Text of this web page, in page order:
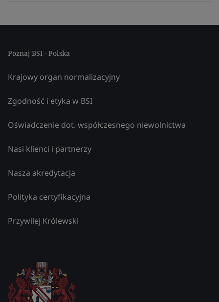
Poznaj BSI - Polska
Krajowy organ normalizacyjny
Zgodność i etyka w BSI
Oświadczenie dot. współczesnego niewolnictwa
Nasi klienci i partnerzy
Nasza akredytacja
Polityka certyfikacyjna
Przywilej Królewski